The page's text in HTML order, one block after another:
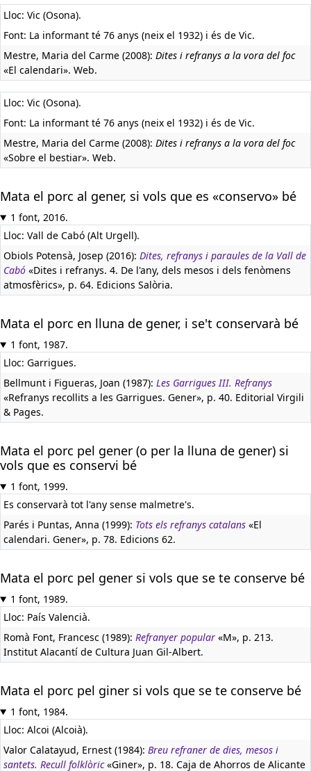
Lloc: Vic (Osona).
Font: La informant té 76 anys (neix el 1932) i és de Vic.
Mestre, Maria del Carme (2008): Dites i refranys a la vora del foc
«El calendari». Web.
Lloc: Vic (Osona).
Font: La informant té 76 anys (neix el 1932) i és de Vic.
Mestre, Maria del Carme (2008): Dites i refranys a la vora del foc
«Sobre el bestiar». Web.
Mata el porc al gener, si vols que es «conservo» bé
1 font, 2016.
Lloc: Vall de Cabó (Alt Urgell).
Obiols Potensà, Josep (2016): Dites, refranys i paraules de la Vall de
Cabó «Dites i refranys. 4. De l'any, dels mesos i dels fenòmens
atmosfèrics», p. 64. Edicions Salòria.
Mata el porc en lluna de gener, i se't conservarà bé
1 font, 1987.
Lloc: Garrigues.
Bellmunt i Figueras, Joan (1987): Les Garrigues III. Refranys
«Refranys recollits a les Garrigues. Gener», p. 40. Editorial Virgili
& Pages.
Mata el porc pel gener (o per la lluna de gener) si
vols que es conservi bé
1 font, 1999.
Es conservarà tot l'any sense malmetre's.
Parés i Puntas, Anna (1999): Tots els refranys catalans «El
calendari. Gener», p. 78. Edicions 62.
Mata el porc pel gener si vols que se te conserve bé
1 font, 1989.
Lloc: País Valencià.
Romà Font, Francesc (1989): Refranyer popular «M», p. 213.
Institut Alacantí de Cultura Juan Gil-Albert.
Mata el porc pel giner si vols que se te conserve bé
1 font, 1984.
Lloc: Alcoi (Alcoià).
Valor Calatayud, Ernest (1984): Breu refraner de dies, mesos i
santets. Recull folklòric«Giner», p. 18. Caja de Ahorros de Alicante